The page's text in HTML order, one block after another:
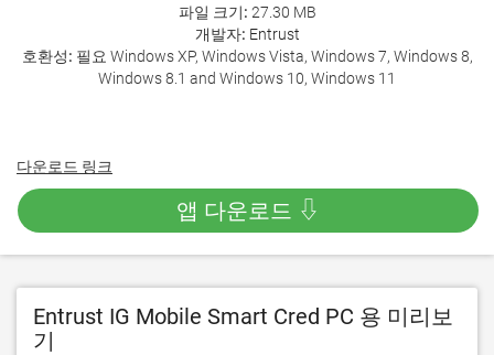
파일 크기: 27.30 MB
개발자: Entrust
호환성: 필요 Windows XP, Windows Vista, Windows 7, Windows 8,
Windows 8.1 and Windows 10, Windows 11
다운로드 링크
앱 다운로드 ⇩
Entrust IG Mobile Smart Cred PC 용 미리보
기